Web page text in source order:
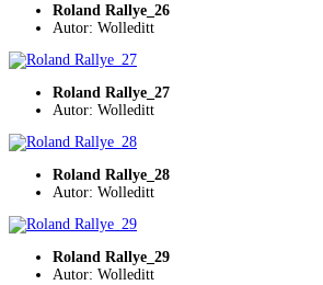
Roland Rallye_26
Autor: Wolleditt
Roland Rallye_27
Autor: Wolleditt
Roland Rallye_28
Autor: Wolleditt
Roland Rallye_29
Autor: Wolleditt